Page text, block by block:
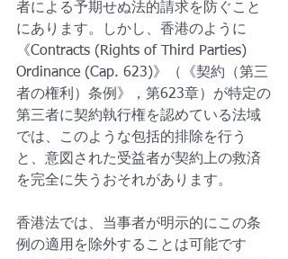
者による予期せぬ法的請求を防ぐこと
にあります。しかし、香港のように
《Contracts (Rights of Third Parties)
Ordinance (Cap. 623)》（《契約（第三
者の権利）条例》，第623章）が特定の
第三者に契約執行権を認めている法域
では、このような包括的排除を行う
と、意図された受益者が契約上の救済
を完全に失うおそれがあります。
香港法では、当事者が明示的にこの条
例の適用を除外することは可能です